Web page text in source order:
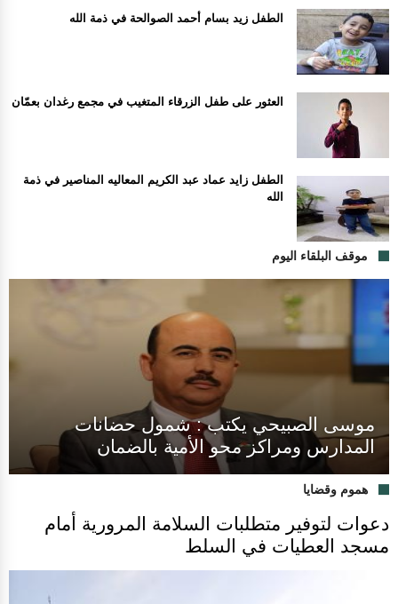
الطفل زيد بسام أحمد الصوالحة في ذمة الله
العثور على طفل الزرقاء المتغيب في مجمع رغدان بعمّان
الطفل زايد عماد عبد الكريم المعاليه المناصير في ذمة
الله
موقف البلقاء اليوم
موسى الصبيحي يكتب : شمول حضانات
المدارس ومراكز محو الأمية بالضمان
هموم وقضايا
دعوات لتوفير متطلبات السلامة المرورية أمام
مسجد العطيات في السلط